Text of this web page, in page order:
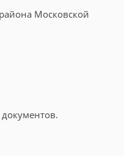
Московской